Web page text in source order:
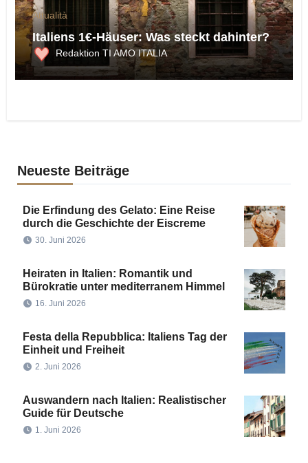
Attualità
Italiens 1€-Häuser: Was steckt dahinter?
Redaktion TI AMO ITALIA
Neueste Beiträge
Die Erfindung des Gelato: Eine Reise
durch die Geschichte der Eiscreme
30. Juni 2026
Heiraten in Italien: Romantik und
Bürokratie unter mediterranem Himmel
16. Juni 2026
Festa della Repubblica: Italiens Tag der
Einheit und Freiheit
2. Juni 2026
Auswandern nach Italien: Realistischer
Guide für Deutsche
1. Juni 2026